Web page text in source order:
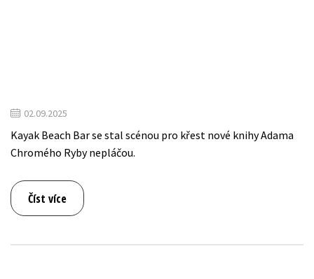
02.09.2025
Kayak Beach Bar se stal scénou pro křest nové knihy Adama
Chromého Ryby nepláčou.
Číst více